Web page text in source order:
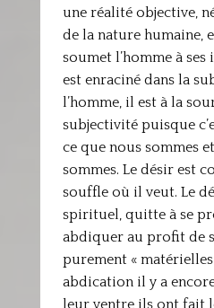
une réalité objective,
de la nature humaine,
soumet l’homme à
est enraciné dans la
l’homme, il est à la
subjectivité puisque
ce que nous sommes
sommes. Le désir est
souffle où il veut. Le
spirituel, quitte à se
abdiquer au profit de
purement «
abdication il y a
leur ventre ils ont fait